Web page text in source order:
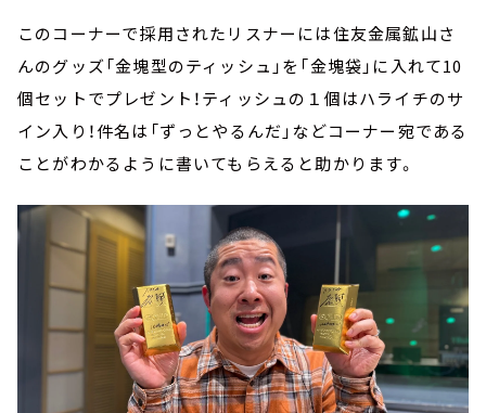
このコーナーで採用されたリスナーには住友金属鉱山さ
んのグッズ「金塊型のティッシュ」を「金塊袋」に入れて10
個セットでプレゼント！ティッシュの１個はハライチのサ
イン入り！件名は「ずっとやるんだ」などコーナー宛である
ことがわかるように書いてもらえると助かります。